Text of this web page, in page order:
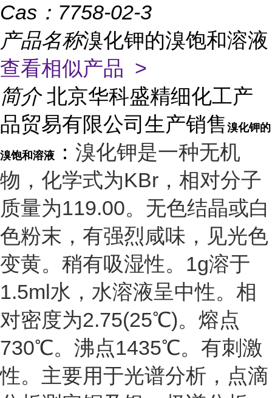
Cas： 7758-02-3
产品名称溴化钾的溴饱和溶液
查看相似产品 >
简介 北京华科盛精细化工产
品贸易有限公司生产销售 溴化钾的
溴饱和溶液 ： 溴化钾是一种无机
物，化学式为KBr，相对分子
质量为119.00。无色结晶或白
色粉末，有强烈咸味，见光色
变黄。稍有吸湿性。1g溶于
1.5ml水，水溶液呈中性。相
对密度为2.75(25℃)。熔点
730℃。沸点1435℃。有刺激
性。主要用于光谱分析，点滴